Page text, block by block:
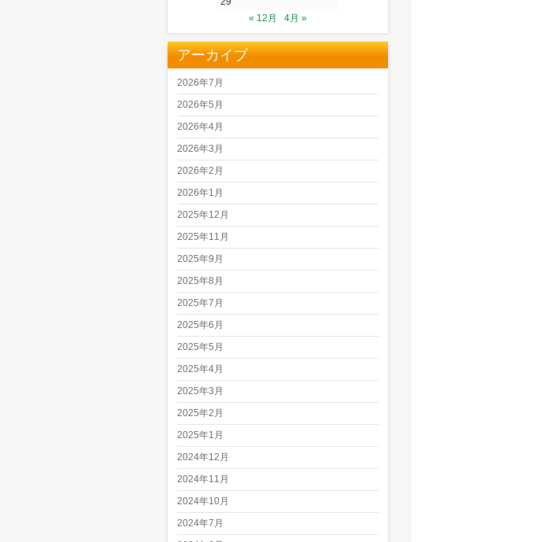
« 12月
4月 »
アーカイブ
2026年7月
2026年5月
2026年4月
2026年3月
2026年2月
2026年1月
2025年12月
2025年11月
2025年9月
2025年8月
2025年7月
2025年6月
2025年5月
2025年4月
2025年3月
2025年2月
2025年1月
2024年12月
2024年11月
2024年10月
2024年7月